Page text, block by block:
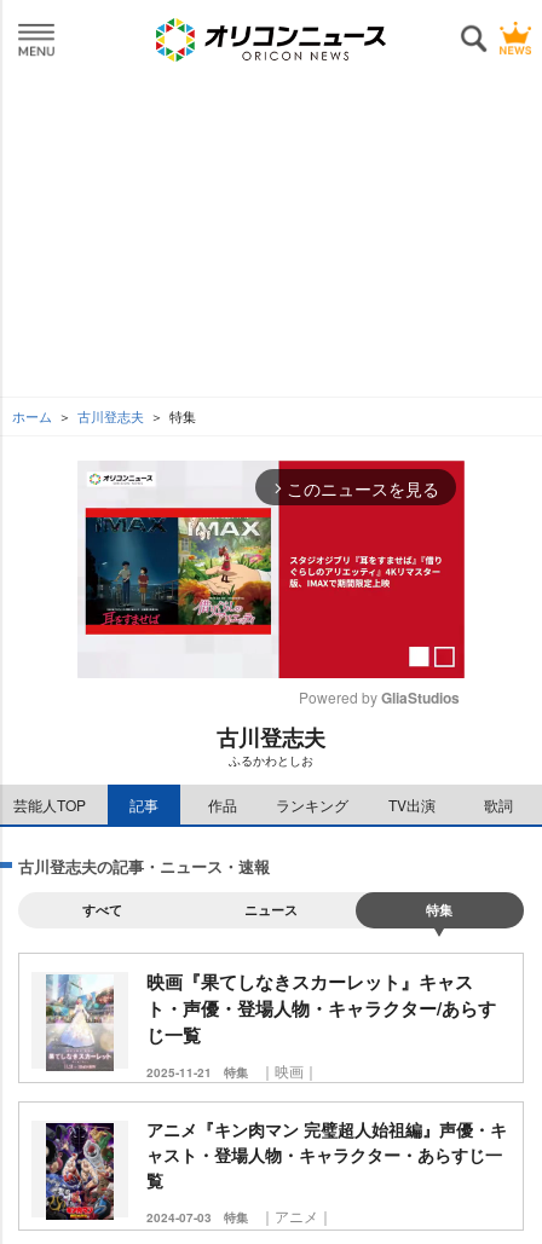
ホーム 古川登志夫 特集
arrow_forward_ios このニュースを見る
Powered by GliaStudios
古川登志夫
ふるかわとしお
芸能人TOP 記事 作品 ランキング TV出演 歌詞
古川登志夫の記事・ニュース・速報
すべて ニュース 特集
映画『果てしなきスカーレット』キャス
ト・声優・登場人物・キャラクター/あらす
じ一覧
2025-11-21 特集 ｜映画｜
アニメ『キン肉マン 完璧超人始祖編』声優・キ
ャスト・登場人物・キャラクター・あらすじ一
覧
2024-07-03 特集 ｜アニメ｜